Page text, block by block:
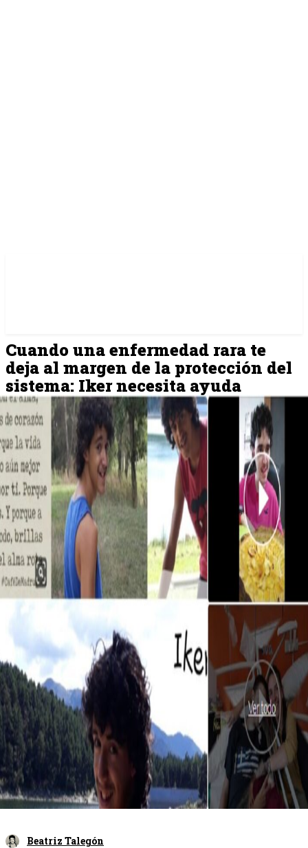
Cuando una enfermedad rara te
deja al margen de la protección del
sistema: Iker necesita ayuda
Beatriz Talegón